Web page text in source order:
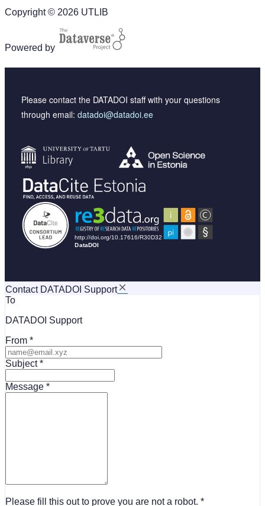
Copyright © 2026 UTLIB
Powered by
Please contact the DATADOI staff with your questions
through email: datadoi@datadoi.ee
Contact DATADOI Support
To
DATADOI Support
From
Subject
Message
Please fill this out to prove you are not a robot.